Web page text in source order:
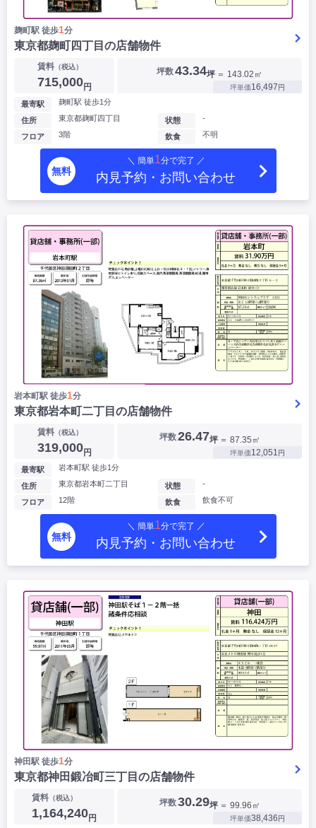
麹町駅 徒歩1分
東京都麹町四丁目の店舗物件
賃料（税込）
715,000円
坪数43.34坪 ＝ 143.02㎡
坪単価16,497円
最寄駅 麹町駅 徒歩1分
住所 東京都麹町四丁目
フロア 3階
状態 -
飲食 不明
無料
＼ 簡単1分で完了 ／
内見予約・お問い合わせ
岩本町駅 徒歩1分
東京都岩本町二丁目の店舗物件
賃料（税込）
319,000円
坪数26.47坪 ＝ 87.35㎡
坪単価12,051円
最寄駅 岩本町駅 徒歩1分
住所 東京都岩本町二丁目
フロア 12階
状態 -
飲食 飲食不可
無料
＼ 簡単1分で完了 ／
内見予約・お問い合わせ
神田駅 徒歩1分
東京都神田鍛冶町三丁目の店舗物件
賃料 （税込）
1,164,240円
坪数30.29坪 ＝ 99.96㎡
坪単価38,436円